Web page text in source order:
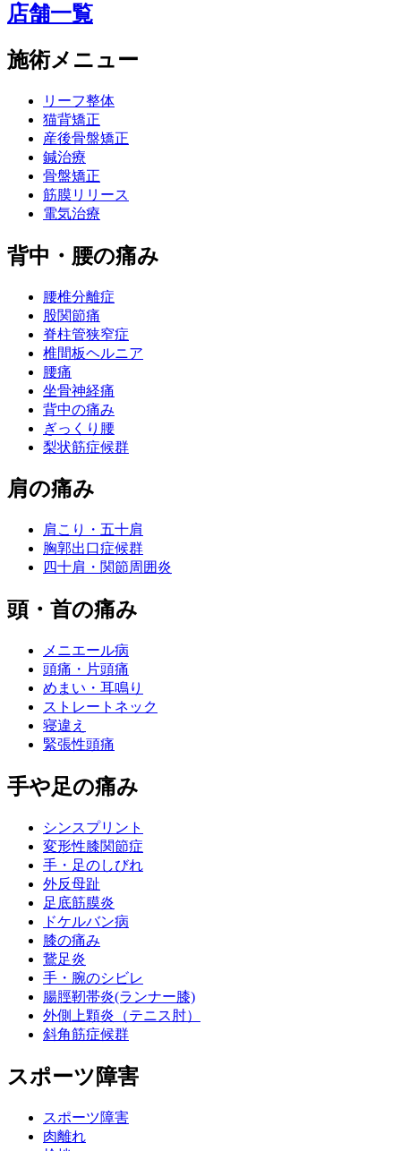
店舗一覧
施術メニュー
リーフ整体
猫背矯正
産後骨盤矯正
鍼治療
骨盤矯正
筋膜リリース
電気治療
背中・腰の痛み
腰椎分離症
股関節痛
脊柱管狭窄症
椎間板ヘルニア
腰痛
坐骨神経痛
背中の痛み
ぎっくり腰
梨状筋症候群
肩の痛み
肩こり・五十肩
胸郭出口症候群
四十肩・関節周囲炎
頭・首の痛み
メニエール病
頭痛・片頭痛
めまい・耳鳴り
ストレートネック
寝違え
緊張性頭痛
手や足の痛み
シンスプリント
変形性膝関節症
手・足のしびれ
外反母趾
足底筋膜炎
ドケルバン病
膝の痛み
鵞足炎
手・腕のシビレ
腸脛靭帯炎(ランナー膝)
外側上顆炎（テニス肘）
斜角筋症候群
スポーツ障害
スポーツ障害
肉離れ